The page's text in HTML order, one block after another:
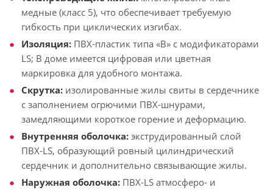
медные (класс 5), что обеспечивает требуемую
гибкость при циклических изгибах.
Изоляция: ПВХ-пластик типа «В» с модификаторами
LS; В доме имеется цифровая или цветная
маркировка для удобного монтажа.
Скрутка: изолированные жилы свиты в сердечнике
с заполнением огрючими ПВХ-шнурами,
замедляющими короткое горение и деформацию.
Внутренняя оболочка: экструдированный слой
ПВХ-LS, образующий ровный цилиндрический
сердечник и дополнительно связывающие жилы.
Наружная оболочка: ПВХ-LS атмосферо- и